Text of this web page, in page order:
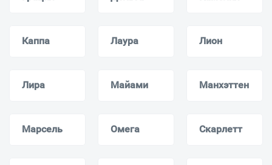
Каппа Лаура Лион
Лира Майами Манхэттен
Марсель Омега Скарлетт